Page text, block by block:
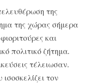
της
της χώρας σήμερα
και
πολιτικό ζήτημα.
τέλειωσαν.
τον